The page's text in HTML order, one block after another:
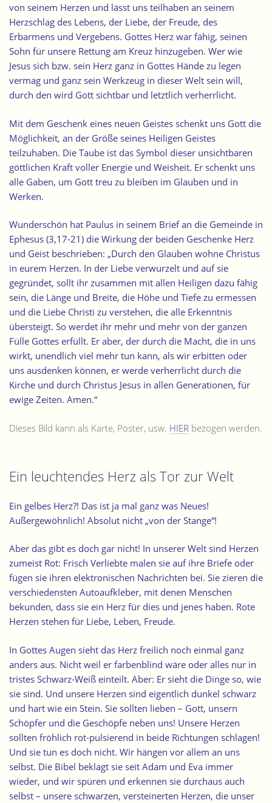
von seinem Herzen und lässt uns teilhaben an seinem
Herzschlag des Lebens, der Liebe, der Freude, des
Erbarmens und Vergebens. Gottes Herz war fähig, seinen
Sohn für unsere Rettung am Kreuz hinzugeben. Wer wie
Jesus sich bzw. sein Herz ganz in Gottes Hände zu legen
vermag und ganz sein Werkzeug in dieser Welt sein will,
durch den wird Gott sichtbar und letztlich verherrlicht.
Mit dem Geschenk eines neuen Geistes schenkt uns Gott die
Möglichkeit, an der Größe seines Heiligen Geistes
teilzuhaben. Die Taube ist das Symbol dieser unsichtbaren
göttlichen Kraft voller Energie und Weisheit. Er schenkt uns
alle Gaben, um Gott treu zu bleiben im Glauben und in
Werken.
Wunderschön hat Paulus in seinem Brief an die Gemeinde in
Ephesus (3,17-21) die Wirkung der beiden Geschenke Herz
und Geist beschrieben: „Durch den Glauben wohne Christus
in eurem Herzen. In der Liebe verwurzelt und auf sie
gegründet, sollt ihr zusammen mit allen Heiligen dazu fähig
sein, die Länge und Breite, die Höhe und Tiefe zu ermessen
und die Liebe Christi zu verstehen, die alle Erkenntnis
übersteigt. So werdet ihr mehr und mehr von der ganzen
Fülle Gottes erfüllt. Er aber, der durch die Macht, die in uns
wirkt, unendlich viel mehr tun kann, als wir erbitten oder
uns ausdenken können, er werde verherrlicht durch die
Kirche und durch Christus Jesus in allen Generationen, für
ewige Zeiten. Amen.“
Dieses Bild kann als Karte, Poster, usw. HIER bezogen werden.
Ein leuchtendes Herz als Tor zur Welt
Ein gelbes Herz?! Das ist ja mal ganz was Neues!
Außergewöhnlich! Absolut nicht „von der Stange“!
Aber das gibt es doch gar nicht! In unserer Welt sind Herzen
zumeist Rot: Frisch Verliebte malen sie auf ihre Briefe oder
fügen sie ihren elektronischen Nachrichten bei. Sie zieren die
verschiedensten Autoaufkleber, mit denen Menschen
bekunden, dass sie ein Herz für dies und jenes haben. Rote
Herzen stehen für Liebe, Leben, Freude.
In Gottes Augen sieht das Herz freilich noch einmal ganz
anders aus. Nicht weil er farbenblind wäre oder alles nur in
tristes Schwarz-Weiß einteilt. Aber: Er sieht die Dinge so, wie
sie sind. Und unsere Herzen sind eigentlich dunkel schwarz
und hart wie ein Stein. Sie sollten lieben – Gott, unsern
Schöpfer und die Geschöpfe neben uns! Unsere Herzen
sollten fröhlich rot-pulsierend in beide Richtungen schlagen!
Und sie tun es doch nicht. Wir hängen vor allem an uns
selbst. Die Bibel beklagt sie seit Adam und Eva immer
wieder, und wir spüren und erkennen sie durchaus auch
selbst – unsere schwarzen, versteinerten Herzen, die unser